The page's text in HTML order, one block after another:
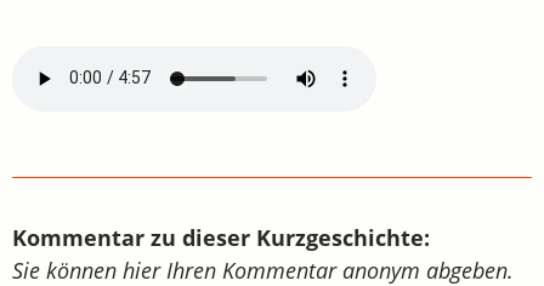
Kommentar zu dieser Kurzgeschichte:
Sie können hier Ihren Kommentar anonym abgeben.